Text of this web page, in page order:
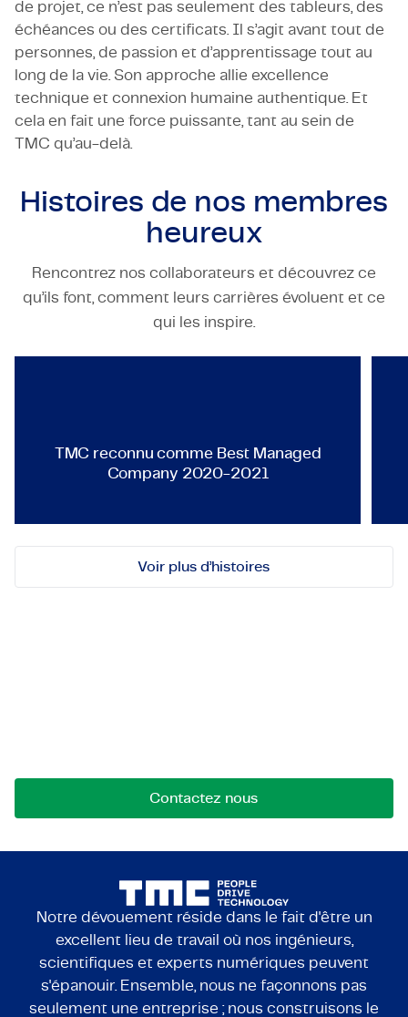
de projet, ce n’est pas seulement des tableurs, des
échéances ou des certificats. Il s’agit avant tout de
personnes, de passion et d’apprentissage tout au
long de la vie. Son approche allie excellence
technique et connexion humaine authentique. Et
cela en fait une force puissante, tant au sein de
TMC qu’au-delà.
Histoires de nos membres
heureux
Rencontrez nos collaborateurs et découvrez ce
qu’ils font, comment leurs carrières évoluent et ce
qui les inspire.
TECHNOLOGY & ENGINEERING
TMC reconnu comme Best Managed
Company 2020-2021
Voir plus d’histoires
Contactez nous
Notre dévouement réside dans le fait d'être un
excellent lieu de travail où nos ingénieurs,
scientifiques et experts numériques peuvent
s'épanouir. Ensemble, nous ne façonnons pas
seulement une entreprise ; nous construisons le